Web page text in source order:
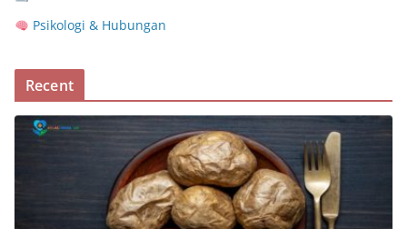
Psikologi & Hubungan
Recent